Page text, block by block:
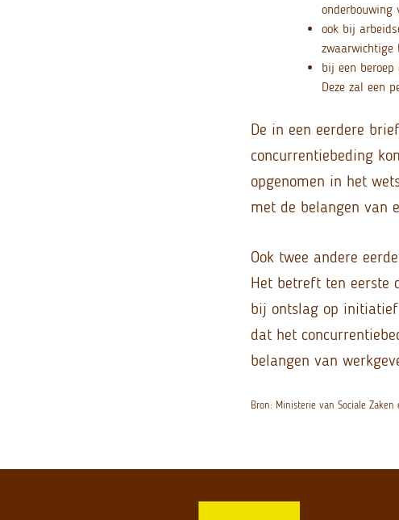
onderbouwing
ook bij
zwaarwichtige
bij een
Deze zal een
De in een eerdere
concurrentiebeding
opgenomen in het
met de belangen van
Ook twee andere
Het betreft ten eerste
bij ontslag op
dat het
belangen van
Bron: Ministerie van Sociale